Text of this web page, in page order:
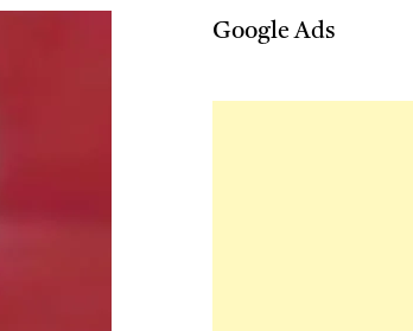
Google Ads